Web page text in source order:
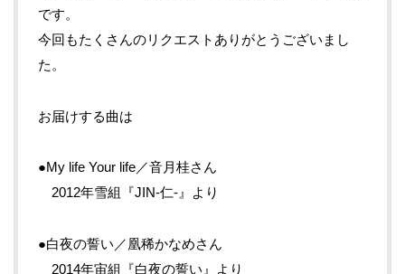
です。
今回もたくさんのリクエストありがとうございまし
た。
お届けする曲は
●My life Your life／音月桂さん
2012年雪組『JIN-仁-』より
●白夜の誓い／凰稀かなめさん
2014年宙組『白夜の誓い』より